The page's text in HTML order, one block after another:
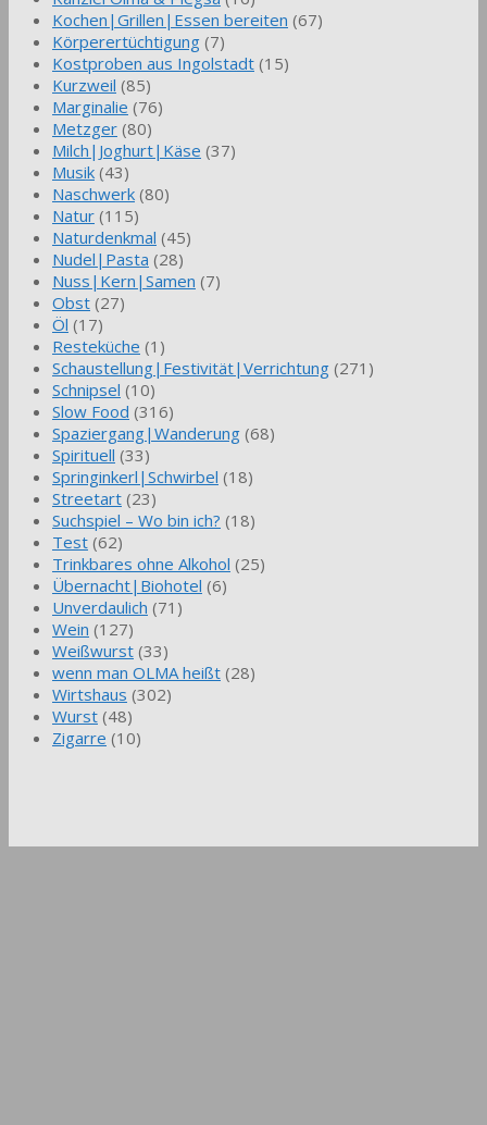
Kochen|Grillen|Essen bereiten (67)
Körperertüchtigung (7)
Kostproben aus Ingolstadt (15)
Kurzweil (85)
Marginalie (76)
Metzger (80)
Milch|Joghurt|Käse (37)
Musik (43)
Naschwerk (80)
Natur (115)
Naturdenkmal (45)
Nudel|Pasta (28)
Nuss|Kern|Samen (7)
Obst (27)
Öl (17)
Resteküche (1)
Schaustellung|Festivität|Verrichtung (271)
Schnipsel (10)
Slow Food (316)
Spaziergang|Wanderung (68)
Spirituell (33)
Springinkerl|Schwirbel (18)
Streetart (23)
Suchspiel – Wo bin ich? (18)
Test (62)
Trinkbares ohne Alkohol (25)
Übernacht|Biohotel (6)
Unverdaulich (71)
Wein (127)
Weißwurst (33)
wenn man OLMA heißt (28)
Wirtshaus (302)
Wurst (48)
Zigarre (10)